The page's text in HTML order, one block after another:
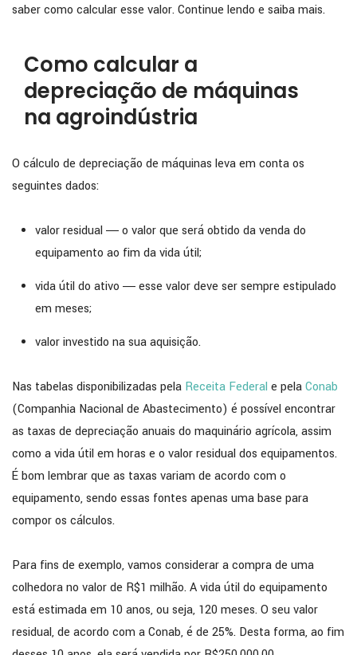
saber como calcular esse valor. Continue lendo e saiba mais.
Como calcular a
depreciação de máquinas
na agroindústria
O cálculo de depreciação de máquinas leva em conta os
seguintes dados:
valor residual ― o valor que será obtido da venda do
equipamento ao fim da vida útil;
vida útil do ativo ― esse valor deve ser sempre estipulado
em meses;
valor investido na sua aquisição.
Nas tabelas disponibilizadas pela Receita Federal e pelaConab
(Companhia Nacional de Abastecimento) é possível encontrar
as taxas de depreciação anuais do maquinário agrícola, assim
como a vida útil em horas e o valor residual dos equipamentos.
É bom lembrar que as taxas variam de acordo com o
equipamento, sendo essas fontes apenas uma base para
compor os cálculos.
Para fins de exemplo, vamos considerar a compra de uma
colhedora no valor de R$1 milhão. A vida útil do equipamento
está estimada em 10 anos, ou seja, 120 meses. O seu valor
residual, de acordo com a Conab, é de 25%. Desta forma, ao fim